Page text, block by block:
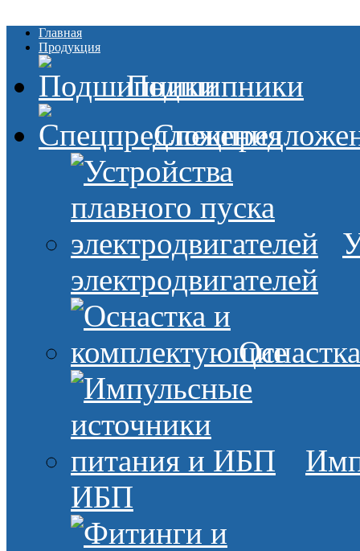
Главная
Продукция
Подшипники
электродвигателей
ИБП